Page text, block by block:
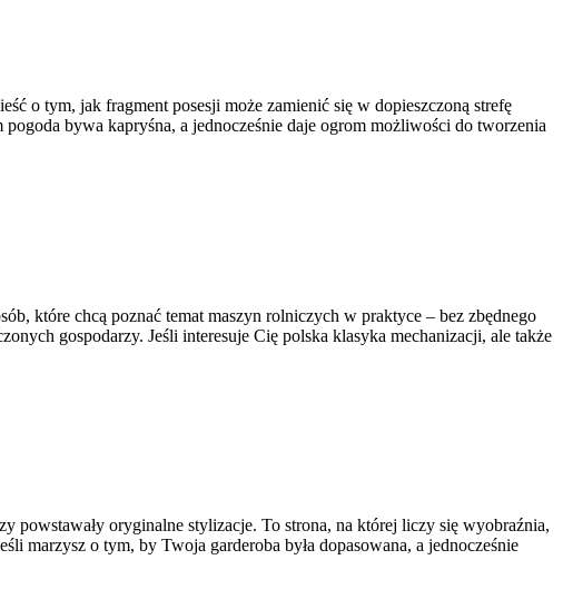
o tym, jak fragment posesji może zamienić się w dopieszczoną strefę
bywa kapryśna, a jednocześnie daje ogrom możliwości do tworzenia
które chcą poznać temat maszyn rolniczych w praktyce – bez zbędnego
gospodarzy. Jeśli interesuje Cię polska klasyka mechanizacji, ale także
powstawały oryginalne stylizacje. To strona, na której liczy się wyobraźnia,
marzysz o tym, by Twoja garderoba była dopasowana, a jednocześnie